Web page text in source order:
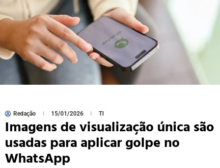
Redação 15/01/2026 TI
Imagens de visualização única são
usadas para aplicar golpe no
WhatsApp